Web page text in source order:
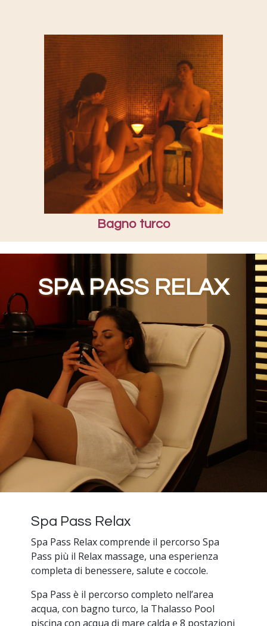
Bagno turco
SPA PASS RELAX
Spa Pass Relax
Spa Pass Relax comprende il percorso Spa
Pass più il Relax massage, una esperienza
completa di benessere, salute e coccole.
Spa Pass è il percorso completo nell’area
acqua, con bagno turco, la Thalasso Pool
piscina con acqua di mare calda e 8 postazioni